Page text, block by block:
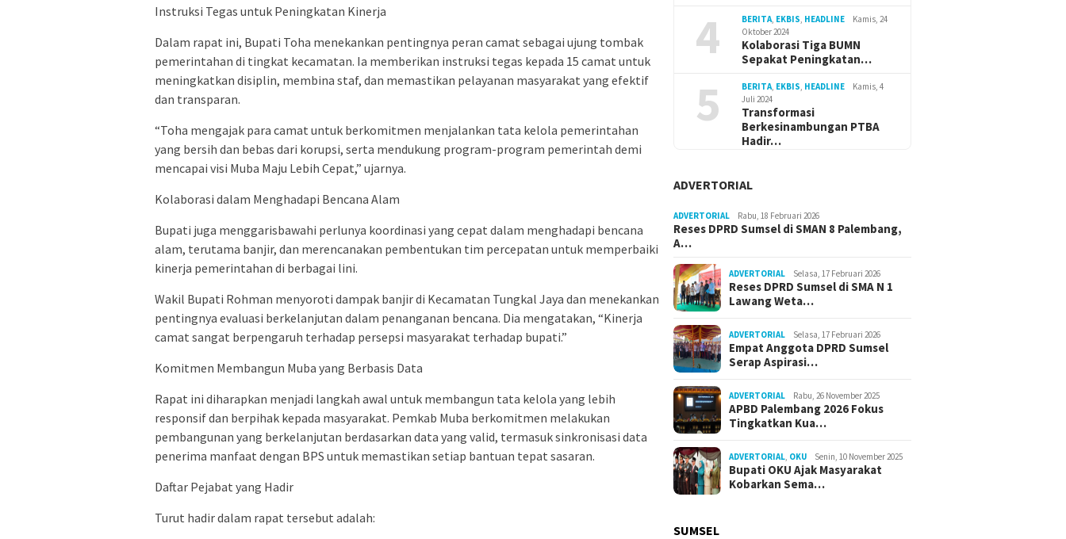
Instruksi Tegas untuk Peningkatan Kinerja
Dalam rapat ini, Bupati Toha menekankan pentingnya peran camat sebagai ujung tombak
pemerintahan di tingkat kecamatan. Ia memberikan instruksi tegas kepada 15 camat untuk
meningkatkan disiplin, membina staf, dan memastikan pelayanan masyarakat yang efektif
dan transparan.
“Toha mengajak para camat untuk berkomitmen menjalankan tata kelola pemerintahan
yang bersih dan bebas dari korupsi, serta mendukung program-program pemerintah demi
mencapai visi Muba Maju Lebih Cepat,” ujarnya.
Kolaborasi dalam Menghadapi Bencana Alam
Bupati juga menggarisbawahi perlunya koordinasi yang cepat dalam menghadapi bencana
alam, terutama banjir, dan merencanakan pembentukan tim percepatan untuk memperbaiki
kinerja pemerintahan di berbagai lini.
Wakil Bupati Rohman menyoroti dampak banjir di Kecamatan Tungkal Jaya dan menekankan
pentingnya evaluasi berkelanjutan dalam penanganan bencana. Dia mengatakan, “Kinerja
camat sangat berpengaruh terhadap persepsi masyarakat terhadap bupati.”
Komitmen Membangun Muba yang Berbasis Data
Rapat ini diharapkan menjadi langkah awal untuk membangun tata kelola yang lebih
responsif dan berpihak kepada masyarakat. Pemkab Muba berkomitmen melakukan
pembangunan yang berkelanjutan berdasarkan data yang valid, termasuk sinkronisasi data
penerima manfaat dengan BPS untuk memastikan setiap bantuan tepat sasaran.
Daftar Pejabat yang Hadir
Turut hadir dalam rapat tersebut adalah:
4 BERITA, EKBIS, HEADLINE
Kamis, 24
Oktober 2024
Kolaborasi Tiga BUMN
Sepakat Peningkatan…
5 BERITA, EKBIS, HEADLINE
Kamis, 4
Juli 2024
Transformasi
Berkesinambungan PTBA
Hadir…
ADVERTORIAL
ADVERTORIAL Rabu, 18 Februari 2026
Reses DPRD Sumsel di SMAN 8 Palembang,
A…
ADVERTORIAL Selasa, 17 Februari 2026
Reses DPRD Sumsel di SMA N 1
Lawang Weta…
ADVERTORIAL Selasa, 17 Februari 2026
Empat Anggota DPRD Sumsel
Serap Aspirasi…
ADVERTORIAL Rabu, 26 November 2025
APBD Palembang 2026 Fokus
Tingkatkan Kua…
ADVERTORIAL, OKU Senin, 10 November 2025
Bupati OKU Ajak Masyarakat
Kobarkan Sema…
SUMSEL